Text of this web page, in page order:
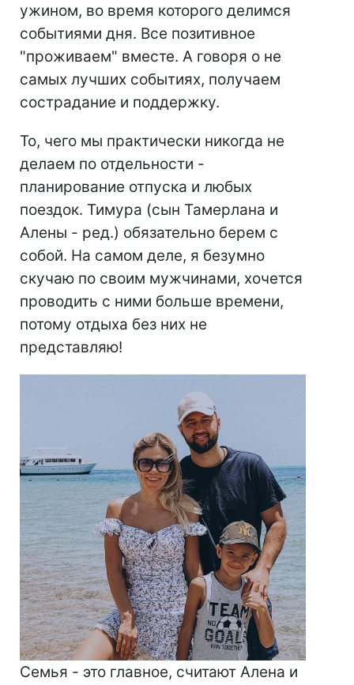
ужином, во время которого делимся
событиями дня. Все позитивное
"проживаем" вместе. А говоря о не
самых лучших событиях, получаем
сострадание и поддержку.
То, чего мы практически никогда не
делаем по отдельности -
планирование отпуска и любых
поездок. Тимура (сын Тамерлана и
Алены - ред.) обязательно берем с
собой. На самом деле, я безумно
скучаю по своим мужчинами, хочется
проводить с ними больше времени,
потому отдыха без них не
представляю!
Семья - это главное, считают Алена и